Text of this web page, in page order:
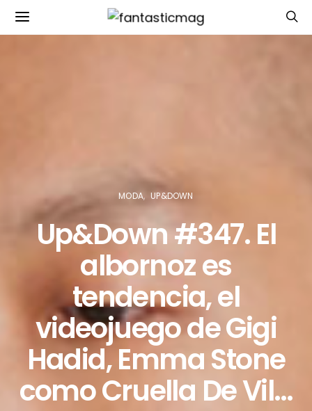
MODA UP&DOWN
Up&Down #347. El
albornoz es
tendencia, el
videojuego de Gigi
Hadid, Emma Stone
como Cruella De Vil…